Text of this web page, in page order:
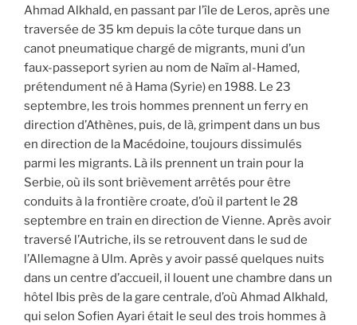
Ahmad Alkhald, en passant par l’île de Leros, après une
traversée de 35 km depuis la côte turque dans un
canot pneumatique chargé de migrants, muni d’un
faux-passeport syrien au nom de Naïm al-Hamed,
prétendument né à Hama (Syrie) en 1988. Le 23
septembre, les trois hommes prennent un ferry en
direction d’Athènes, puis, de là, grimpent dans un bus
en direction de la Macédoine, toujours dissimulés
parmi les migrants. Là ils prennent un train pour la
Serbie, où ils sont brièvement arrêtés pour être
conduits à la frontière croate, d’où il partent le 28
septembre en train en direction de Vienne. Après avoir
traversé l’Autriche, ils se retrouvent dans le sud de
l’Allemagne à Ulm. Après y avoir passé quelques nuits
dans un centre d’accueil, il louent une chambre dans un
hôtel Ibis près de la gare centrale, d’où Ahmad Alkhald,
qui selon Sofien Ayari était le seul des trois hommes à